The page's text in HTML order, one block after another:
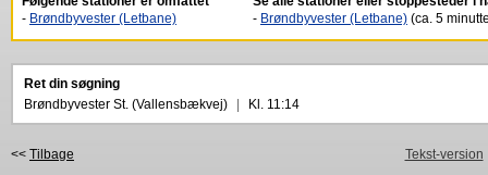
- Brøndbyvester (Letbane)
- Brøndbyvester (Letbane) (ca. 5
Ret din søgning
Brøndbyvester St. (Vallensbækvej)
Kl. 11:14
<< Tilbage Tekst-version